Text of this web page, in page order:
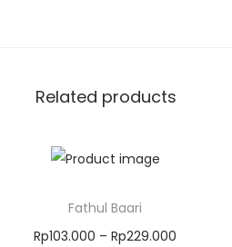
Related products
Fathul Baari
Rp103.000 – Rp229.000